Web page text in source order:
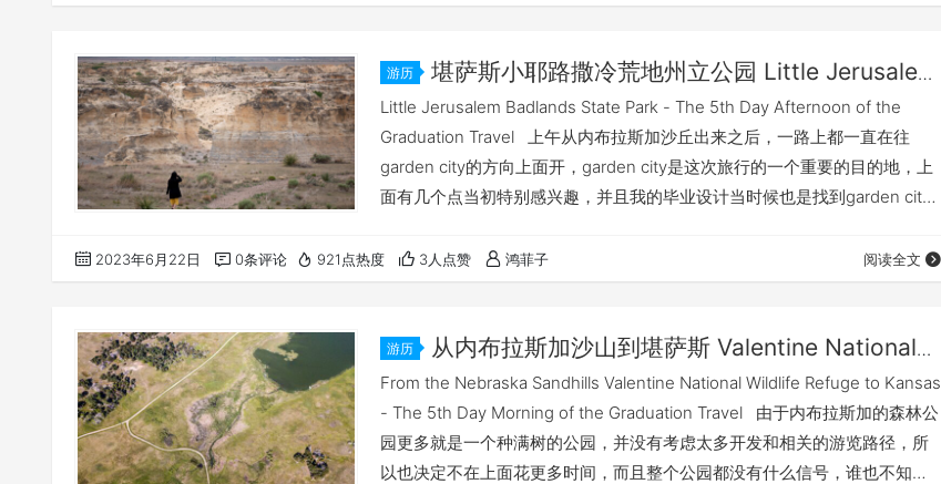
会也有这样的景象，会不会类似？美国的地…
游历
堪萨斯小耶路撒冷荒地州立公园 Little Jerusalem
Badlands State Park —— 毕业之旅第五天（下）
Little Jerusalem Badlands State Park - The 5th Day Afternoon of the
Graduation Travel 上午从内布拉斯加沙丘出来之后，一路上都一直在往
garden city的方向上面开，garden city是这次旅行的一个重要的目的地，上
面有几个点当初特别感兴趣，并且我的毕业设计当时候也是找到garden city
Badlands State P…
2023年6月22日 0条评论 921点热度 3人点赞 鸿菲子 阅读全文
游历
从内布拉斯加沙山到堪萨斯 Valentine National
Wildlife Refuge —— 毕业之旅第五天（上）
From the Nebraska Sandhills Valentine National Wildlife Refuge to Kansas
- The 5th Day Morning of the Graduation Travel 由于内布拉斯加的森林公
园更多就是一个种满树的公园，并没有考虑太多开发和相关的游览路径，所
以也决定不在上面花更多时间，而且整个公园都没有什么信号，谁也不知道